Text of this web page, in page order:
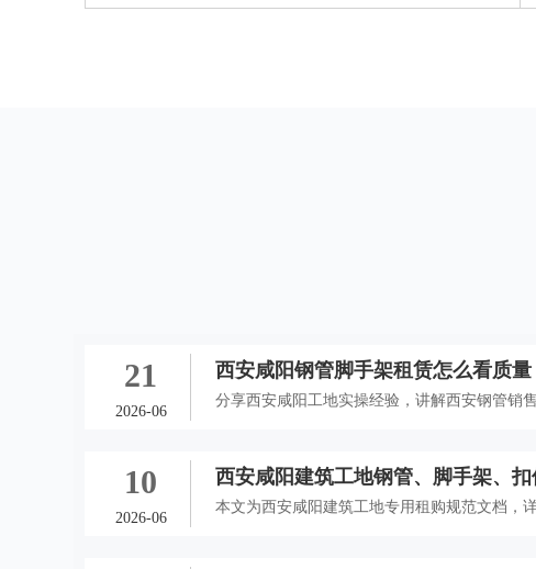
21
2026-06
西安咸阳钢管脚手架租赁怎么看质
件进场挑选实操经验
分享西安咸阳工地实操经验，讲解西安钢管销
10
2026-06
西安咸阳建筑工地钢管、脚手架、
本文为西安咸阳建筑工地专用租购规范文档，